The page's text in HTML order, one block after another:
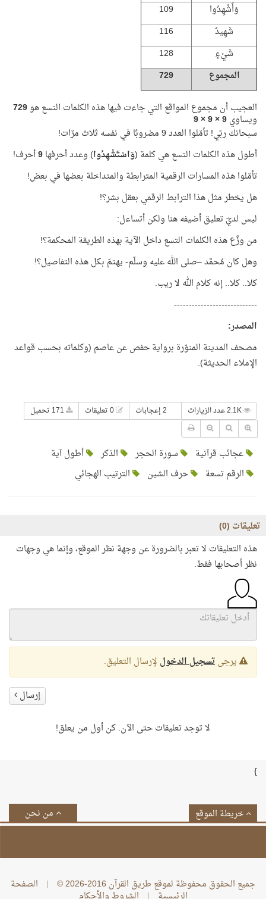
وَأَشْهِدُوا
109
شَهِيدٌ
116
شَيْءٍ
128
المجموع
729
العجيب أن مجموع المواقع التي جاءت فيها هذه الكلمات التسع هو729
ويساوي9 × 9 × 9
سبحانك ربّي! تأمّلوا العدد 9 مضروبًا في نفسه ثلاث مرّات!
أطول هذه الكلمات التسع هي كلمة (وَاسْتَشْهِدُوا) وعدد أحرفها9أحرف!
تأمّلوا هذه المسارات الرقمية المترابطة والمتداخلة بعضها في بعض!
هل يخطر مثل هذا الترابط الرقمي بعقل بشر؟!
ليس لديّ تعليق أضيفه هنا ولكن أتساءل:
من وزَّع هذه الكلمات التسع داخل الآية بهذه الطريقة المحكمة؟!
وهل كان مُحمَّد –صلى الله عليه وسلّم- يهتمّ بكل هذه التفاصيل؟!
كلا.. كلا.. إنه كلام الله لا ريب.
----------------------------
المصدر:
مصحف المدينة المنوّرة برواية حفص عن عاصم (وكلماته بحسب قواعد
الإملاء الحديثة).
2 إعجابات
عجائب قرآنية سورة الحجر الذكر
أطول آية
الرقم تسعة
حرف الشين الترتيب الهجائي
تعليقات (0
)
هذه التعليقات لا تعبر بالضرورة عن وجهة نظر الموقع، وإنما هي وجهات
نظر أصحابها فقط.
يرجىتسجيل الدخول لإرسال التعليق.
إرسال
لا توجد تعليقات حتى الآن. كن أول من يعلق!
}
من نحن خريطة الموقع
جميع الحقوق محفوظة لموقع طريق القرآن 2016-2026 © | الصفحة